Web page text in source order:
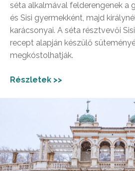
séta alkalmával felderengenek a
és Sisi gyermekként, majd
karácsonyai. A séta résztvevői
recept alapján készülő
megkóstolhatják.
Részletek >>